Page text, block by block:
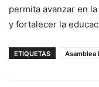
permita avanzar en
y fortalecer la
ETIQUETAS Asamblea